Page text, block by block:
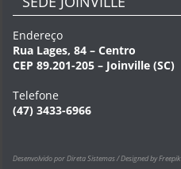
Endereço
Rua Lages, 84 – Centro
CEP 89.201-205 – Joinville (SC)
Telefone
(47) 3433-6966
Desenvolvido por Direta Sistemas /Designed by Freepik